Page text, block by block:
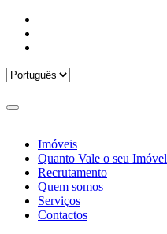
Imóveis
Quanto Vale o seu Imóvel
Recrutamento
Quem somos
Serviços
Contactos